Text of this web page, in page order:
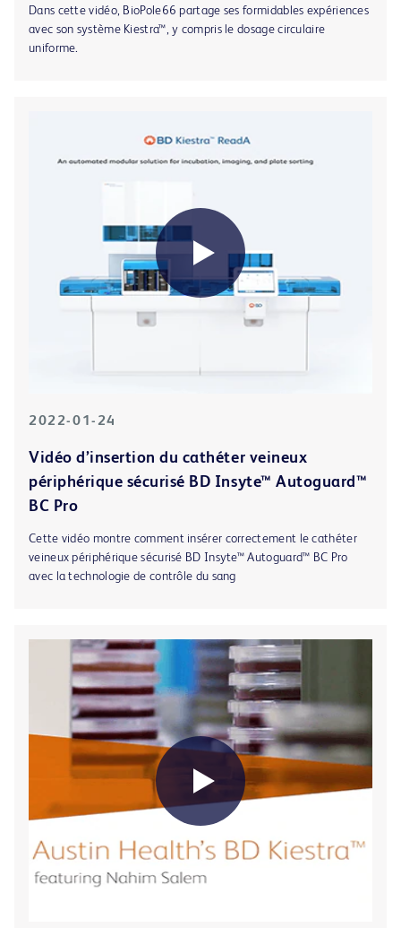
Dans cette vidéo, BioPole66 partage ses formidables expériences
avec son système Kiestra™, y compris le dosage circulaire
uniforme.
2022-01-24
Vidéo d’insertion du cathéter veineux
périphérique sécurisé BD Insyte™ Autoguard™
BC Pro
Cette vidéo montre comment insérer correctement le cathéter
veineux périphérique sécurisé BD Insyte™ Autoguard™ BC Pro
avec la technologie de contrôle du sang